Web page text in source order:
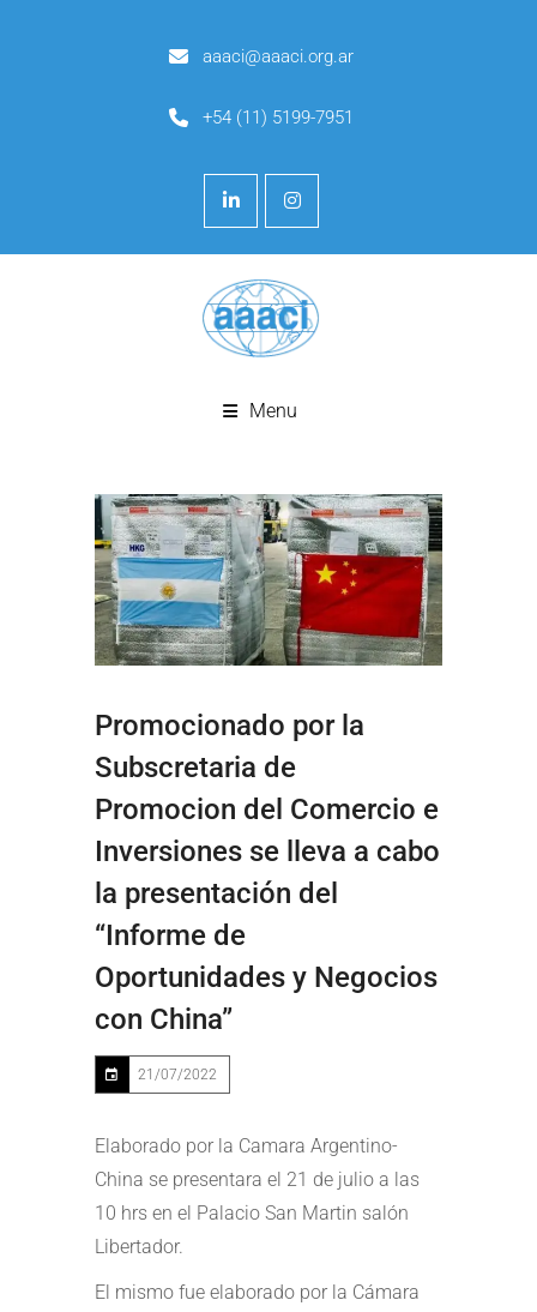
aaaci@aaaci.org.ar
+54 (11) 5199-7951
Menu
Promocionado por la
Subscretaria de
Promocion del Comercio e
Inversiones se lleva a cabo
la presentación del
“Informe de
Oportunidades y Negocios
con China”
21/07/2022
Elaborado por la Camara Argentino-
China se presentara el 21 de julio a las
10 hrs en el Palacio San Martin salón
Libertador.
El mismo fue elaborado por la Cámara